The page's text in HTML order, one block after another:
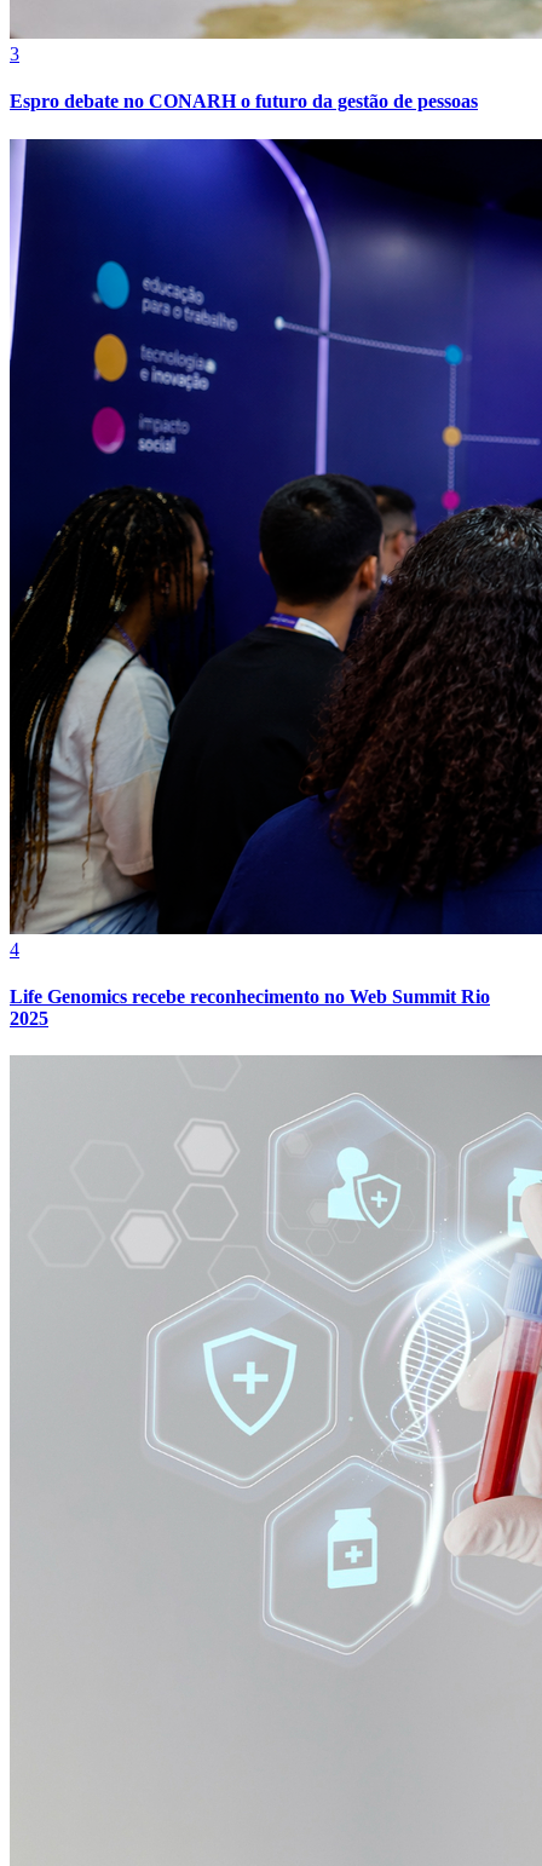
3
Espro debate no CONARH o futuro da gestão de pessoas
4
Life Genomics recebe reconhecimento no Web Summit Rio
2025